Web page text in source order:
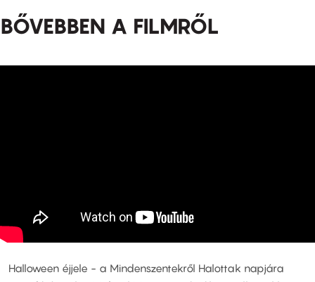
BŐVEBBEN A FILMRŐL
Halloween éjjele - a Mindenszentekről Halottak napjára